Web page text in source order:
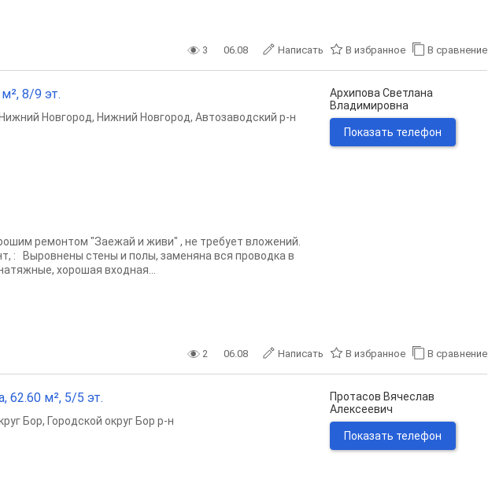
3 06.08 Написать В избранное В сравнение
8/9 эт.
Новгород, Нижний Новгород, Автозаводский р-н
ремонтом "Заежай и живи" , не требует вложений.
: Выровнены стены и полы, заменяна вся проводка в
хорошая входная...
Архипова Светлана
Владимировна
Показать телефон
2 06.08 Написать В избранное В сравнение
62.60 м², 5/5 эт.
Бор, Городской округ Бор р-н
Протасов Вячеслав
Алексеевич
Показать телефон